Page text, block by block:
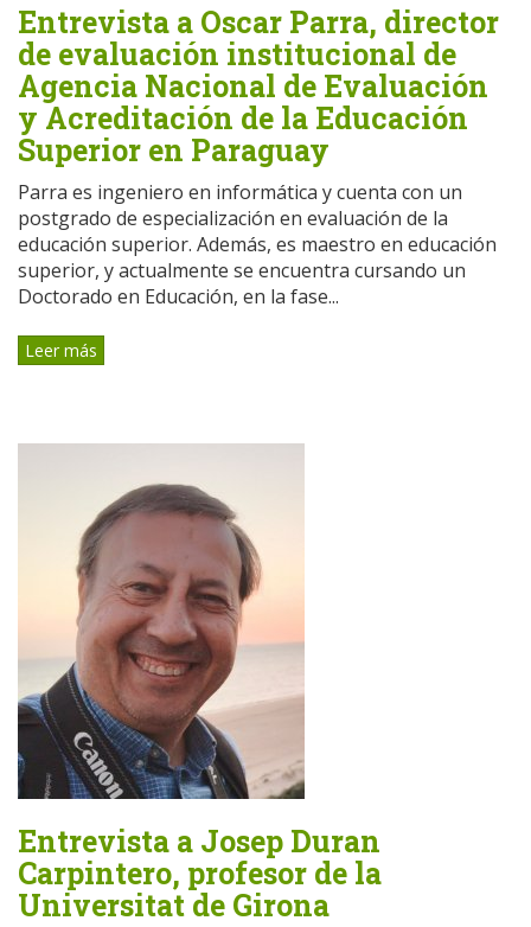
Entrevista a Oscar Parra, director
de evaluación institucional de
Agencia Nacional de Evaluación
y Acreditación de la Educación
Superior en Paraguay
Parra es ingeniero en informática y cuenta con un
postgrado de especialización en evaluación de la
educación superior. Además, es maestro en educación
superior, y actualmente se encuentra cursando un
Doctorado en Educación, en la fase...
Leer más
Entrevista a Josep Duran
Carpintero, profesor de la
Universitat de Girona